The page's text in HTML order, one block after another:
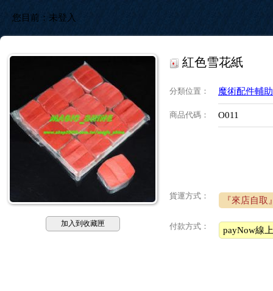
您目前： 未登入
加入到收藏匣
紅色雪花紙
分類位置 ： 魔術配件輔
商品代碼 ： O011
貨運方式： 『來店自取
付款方式： payNow線